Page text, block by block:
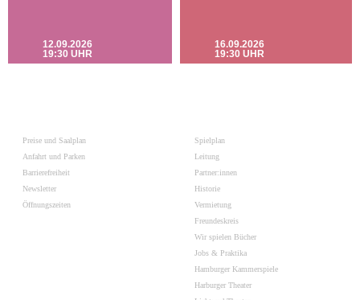
12.09.2026
19:30 UHR
16.09.2026
19:30 UHR
Preise und Saalplan
Anfahrt und Parken
Barrierefreiheit
Newsletter
Öffnungszeiten
Spielplan
Leitung
Partner:innen
Historie
Vermietung
Freundeskreis
Wir spielen Bücher
Jobs & Praktika
Hamburger Kammerspiele
Harburger Theater